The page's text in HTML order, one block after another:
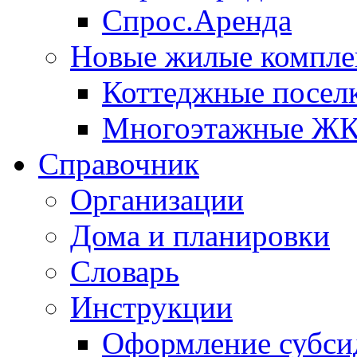
Спрос.Аренда
Новые жилые
Коттеджные
Многоэтажные
Справочник
Организации
Дома и планировки
Словарь
Инструкции
Оформление